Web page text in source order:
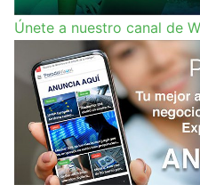
Únete a nuestro canal de